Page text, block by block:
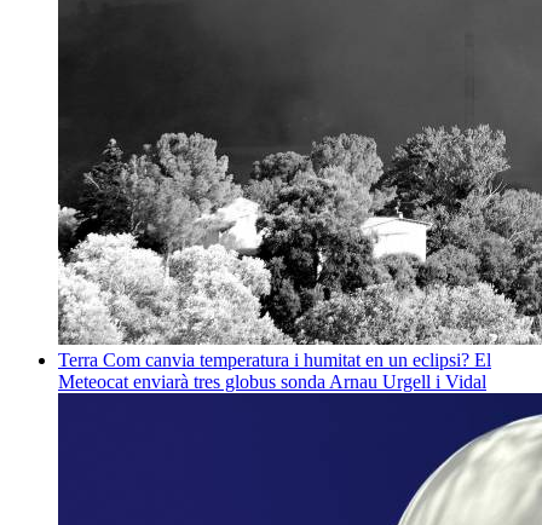
Terra Com canvia temperatura i humitat en un eclipsi? El
Meteocat enviarà tres globus sonda Arnau Urgell i Vidal